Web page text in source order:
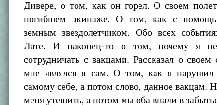
Дивере, о том, как он горел. О своем
погибшем экипаже. О том, как с
земным звездолетчиком. Обо всех
Лате. И наконец-то о том, почему я
сотрудничать с вакцами. Рассказал о
мне являлся я сам. О том, как я нарушил
самому себе, а потом слово, данное вакцам.
меня утешить, а потом мы оба впали в